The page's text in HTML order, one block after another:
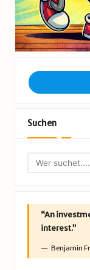
Suchen
“An
interest.”
Benjamin